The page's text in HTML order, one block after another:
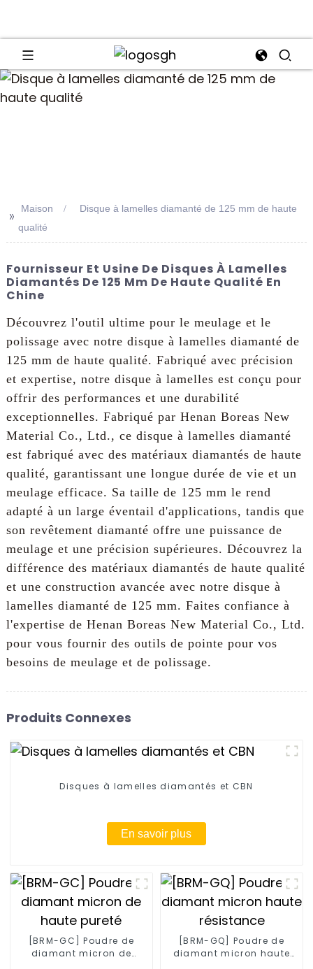
>> Maison
Disque à lamelles diamanté de 125 mm de haute
qualité
Fournisseur Et Usine De Disques À Lamelles
Diamantés De 125 Mm De Haute Qualité En
Chine
Découvrez l'outil ultime pour le meulage et le
polissage avec notre disque à lamelles diamanté de
125 mm de haute qualité. Fabriqué avec précision
et expertise, notre disque à lamelles est conçu pour
offrir des performances et une durabilité
exceptionnelles. Fabriqué par Henan Boreas New
Material Co., Ltd., ce disque à lamelles diamanté
est fabriqué avec des matériaux diamantés de haute
qualité, garantissant une longue durée de vie et un
meulage efficace. Sa taille de 125 mm le rend
adapté à un large éventail d'applications, tandis que
son revêtement diamanté offre une puissance de
meulage et une précision supérieures. Découvrez la
différence des matériaux diamantés de haute qualité
et une construction avancée avec notre disque à
lamelles diamanté de 125 mm. Faites confiance à
l'expertise de Henan Boreas New Material Co., Ltd.
pour vous fournir des outils de pointe pour vos
besoins de meulage et de polissage.
Produits Connexes
Disques à lamelles diamantés et CBN
En savoir plus
[BRM-GC] Poudre de
diamant micron de
[BRM-GQ] Poudre de
diamant micron haute